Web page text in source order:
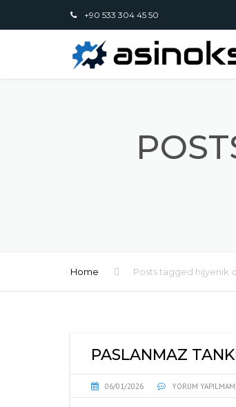
+90 533 304 45 50
Home Posts tagged hijyenik
PASLANMAZ
06/01/2026 YORUM